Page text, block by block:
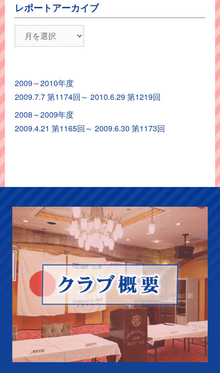
レポートアーカイブ
ポ
ア
ー
カ
イ
2009～2010年度
2009.7.7 第1174回～ 2010.6.29 第1219回
2008～2009年度
2009.4.21 第1165回～ 2009.6.30 第1173回